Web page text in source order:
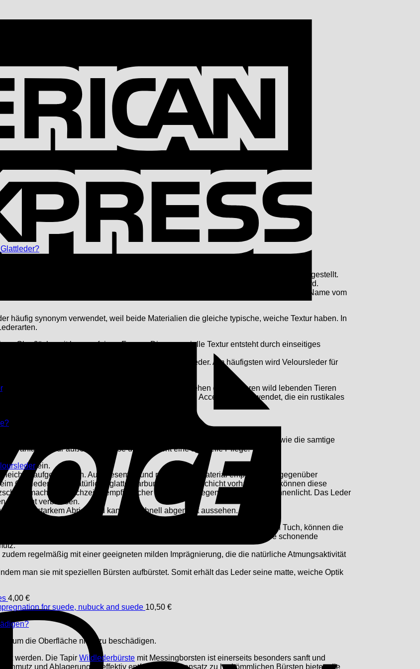
Haptik verleiht. Meist wird Veloursleder aus der Unterseite von Tierhäuten hergestellt.
Rohwaren mit schlechter Oberflächenqualität verwenden, da diese ja abgeschliffen wird.
und ebenfalls eine samtig-weiche Oberfläche besitzen. Wahrscheinlich stammt sein Name vom
häufig synonym verwendet, weil beide Materialien die gleiche typische, weiche Textur haben. In
Oberfläche mit kurzen, feinen Fasern. Diese spezielle Textur entsteht durch einseitiges
zum Beispiel Rind-, Schweine, -Ziegen oder Hirschleder. Am häufigsten wird Veloursleder für
, das rein aus der Haut von Wildtieren wie Hirschen, Rehen oder anderen wild lebenden Tieren
und wird meist für Kleidungsstücke, Schuhe und Accessoires verwendet, die ein rustikales
und weich ist, ist es recht empfindlich. Seine Struktur hat einige Vorteile, wie die samtige
anfälliger für äußere Einflüsse und verdient eine spezielle Pflege.
ein.
aufgenommen. Aus diesem Grund reagiert das Material empfindlicher gegenüber
Glattleder keine natürliche glatte Narbung als Schutzschicht vorhanden ist, können diese
macht es gleichzeitig empfindlicher gegenüber Regen, Schnee und Sonnenlicht. Das Leder
es leicht verblassen.
starkem Abrieb und kann so schnell abgenutzt aussehen.
Blog beschrieben haben, wie zum Beispiel das Abreiben mit einem feuchten Tuch, können die
Struktur durch Glättung zerstören. Aus diesem Grund benötigt man für die schonende
regelmäßig mit einer geeigneten milden Imprägnierung, die die natürliche Atmungsaktivität
man sie mit speziellen Bürsten aufbürstet. Somit erhält das Leder seine matte, weiche Optik
4,00 €
for suede, nubuck and suede 10,50 €
um die Oberfläche nicht zu beschädigen.
werden. Die Tapir Wildlederbürste mit Messingborsten ist einerseits besonders sanft und
und Ablagerungen effektiv entfernt. Im Gegensatz zu herkömmlichen Bürsten bieten die